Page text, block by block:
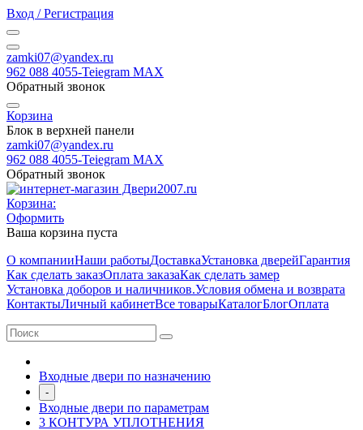
Вход / Регистрация
zamki07@yandex.ru
962 088 4055-Teiegram МАХ
Обратный звонок
Корзина
Блок в верхней панели
zamki07@yandex.ru
962 088 4055-Teiegram МАХ
Обратный звонок
Корзина:
Оформить
Ваша корзина пуста
О компанииНаши работыДоставкаУстановка дверейГарантия
Как сделать заказОплата заказаКак сделать замер
Установка доборов и наличников.Условия обмена и возврата
КонтактыЛичный кабинетВсе товарыКаталогБлогОплата
Входные двери по назначению
-
Входные двери по параметрам
3 КОНТУРА УПЛОТНЕНИЯ